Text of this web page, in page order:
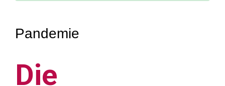
Pandemie
Die